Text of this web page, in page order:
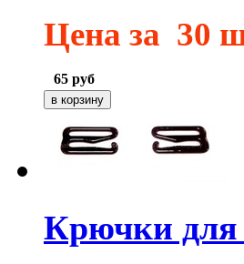
Цена за 30
65 руб
Крючки для